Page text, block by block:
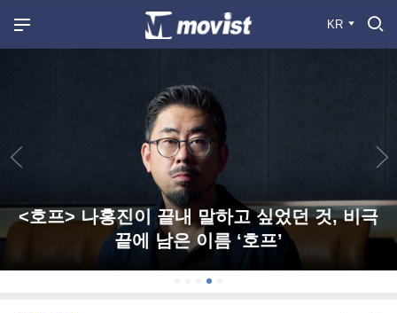
KR
<호프> 나홍진이 끝내 말하고 싶었던 것, 비극
끝에 남은 이름 ‘호프’